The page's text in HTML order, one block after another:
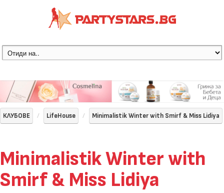
КЛУБОВЕ LifeHouse Minimalistik Winter with Smirf & Miss Lidiya
Minimalistik Winter with
Smirf & Miss Lidiya